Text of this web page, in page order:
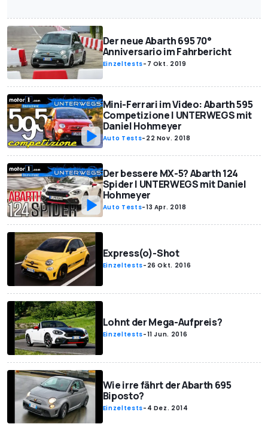
Der neue Abarth 695 70°
Anniversario im Fahrbericht
Einzeltests- 7 Okt. 2019
Mini-Ferrari im Video: Abarth 595
Competizione | UNTERWEGS mit
Daniel Hohmeyer
Auto Tests- 22 Nov. 2018
Der bessere MX-5? Abarth 124
Spider | UNTERWEGS mit Daniel
Hohmeyer
Auto Tests-13 Apr. 2018
Express(o)-Shot
Einzeltests- 26 Okt. 2016
Lohnt der Mega-Aufpreis?
Einzeltests-11 Jun. 2016
Wie irre fährt der Abarth 695
Biposto?
Einzeltests- 4 Dez. 2014